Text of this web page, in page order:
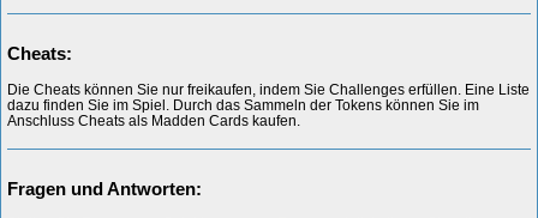
Cheats:
Die Cheats können Sie nur freikaufen, indem Sie Challenges erfüllen. Eine Liste
dazu finden Sie im Spiel. Durch das Sammeln der Tokens können Sie im
Anschluss Cheats als Madden Cards kaufen.
Fragen und Antworten: